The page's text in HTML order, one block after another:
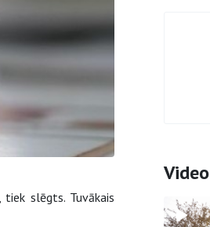
slēgts. Tuvākais
Video